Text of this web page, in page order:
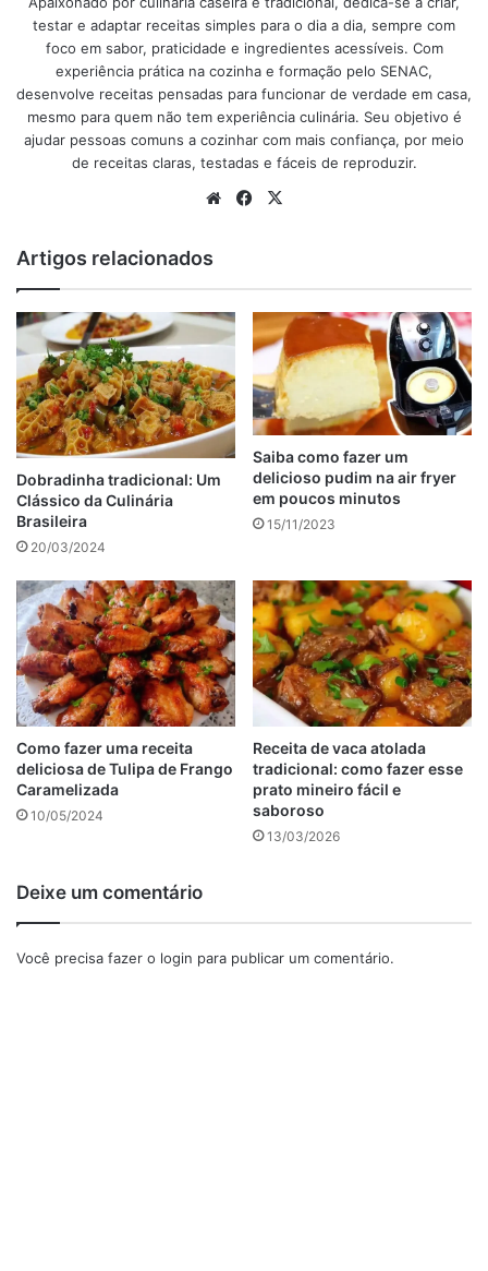
Ingredientes do bolo mané
pelado.
1 kg de mandioca ralada no ralo grosso
110 g de coco fresco ralado
20 g de manteiga derretida
700 ml de leite integral
1 pitada de sal Para untar 15 g de manteiga
15 g de farinha de rosca
anúncio
Modo de preparo do bolo mané pelado.
Retire o excesso de líquido da mandioca. Reserve.
Unte uma forma com manteiga e farinha de rosca. Reserve.
Em um recipiente, misture os ovos com o açúcar, a
testar e adaptar receitas simples para o dia a dia, sempre com
foco em sabor, praticidade e ingredientes acessíveis. Com
experiência prática na cozinha e formação pelo SENAC,
desenvolve receitas pensadas para funcionar de verdade em casa,
mesmo para quem não tem experiência culinária. Seu objetivo é
ajudar pessoas comuns a cozinhar com mais confiança, por meio
de receitas claras, testadas e fáceis de reproduzir.
WebsiteFacebook
Artigos relacionados
Dobradinha tradicional: Um
Clássico da Culinária
Brasileira
20/03/2024
Saiba como fazer um
delicioso pudim na air fryer
em poucos minutos
15/11/2023
Como fazer uma receita
deliciosa de Tulipa de Frango
Caramelizada
10/05/2024
Receita de vaca atolada
tradicional: como fazer esse
prato mineiro fácil e
saboroso
13/03/2026
Deixe um comentário
Você precisa fazer o login para publicar um comentário.